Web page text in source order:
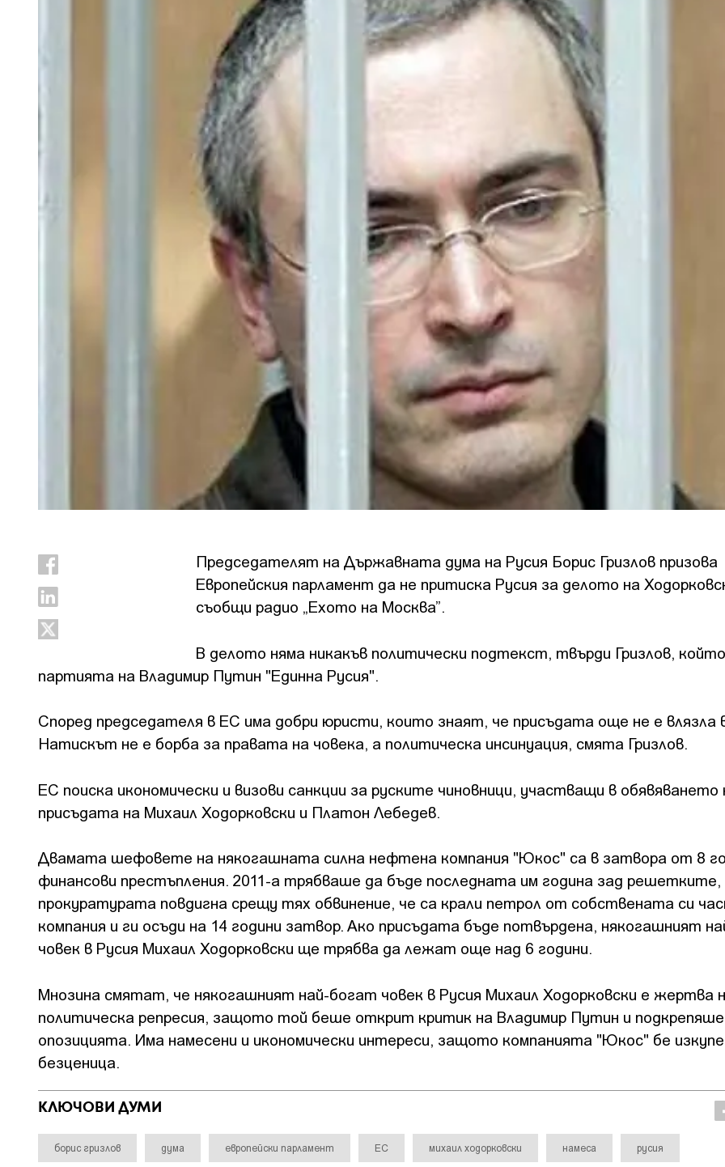
Председателят на Държавната дума на Русия Борис Гризлов призова
Европейския парламент да не притиска Русия за делото на
съобщи радио „Ехото на Москва”.
В делото няма никакъв политически подтекст, твърди Гризлов,
партията на Владимир Путин "Единна Русия".
Според председателя в ЕС има добри юристи, които знаят, че присъдата още не е влязла
Натискът не е борба за правата на човека, а политическа инсинуация, смята Гризлов.
ЕС поиска икономически и визови санкции за руските чиновници, участващи в обявяването
присъдата на Михаил Ходорковски и Платон Лебедев.
Двамата шефовете на някогашната силна нефтена компания "Юкос" са в затвора от 8
финансови престъпления. 2011-а трябваше да бъде последната им година зад решетките,
прокуратурата повдигна срещу тях обвинение, че са крали петрол от собствената си
компания и ги осъди на 14 години затвор. Ако присъдата бъде потвърдена, някогашният
човек в Русия Михаил Ходорковски ще трябва да лежат още над 6 години.
Мнозина смятат, че някогашният най-богат човек в Русия Михаил Ходорковски е жертва
политическа репресия, защото той беше открит критик на Владимир Путин и подкрепяше
опозицията. Има намесени и икономически интереси, защото компанията "Юкос" бе
безценица.
КЛЮЧОВИ ДУМИ
борис гризлов дума европейски парламент ЕС михаил ходорковски намеса русия